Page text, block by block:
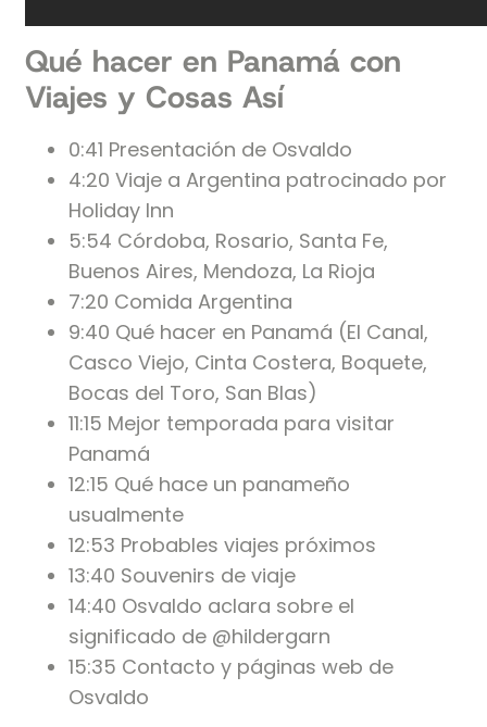
Qué hacer en Panamá con
Viajes y Cosas Así
0:41 Presentación de Osvaldo
4:20 Viaje a Argentina patrocinado por
Holiday Inn
5:54 Córdoba, Rosario, Santa Fe,
Buenos Aires, Mendoza, La Rioja
7:20 Comida Argentina
9:40 Qué hacer en Panamá (El Canal,
Casco Viejo, Cinta Costera, Boquete,
Bocas del Toro, San Blas)
11:15 Mejor temporada para visitar
Panamá
12:15 Qué hace un panameño
usualmente
12:53 Probables viajes próximos
13:40 Souvenirs de viaje
14:40 Osvaldo aclara sobre el
significado de @hildergarn
15:35 Contacto y páginas web de
Osvaldo